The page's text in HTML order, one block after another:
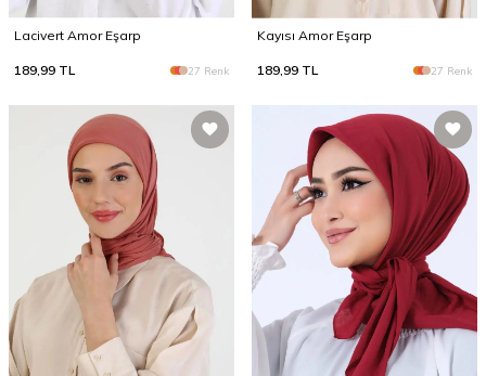
Lacivert Amor Eşarp
189,99 TL 27 Renk
Kayısı Amor Eşarp
189,99 TL 27 Renk